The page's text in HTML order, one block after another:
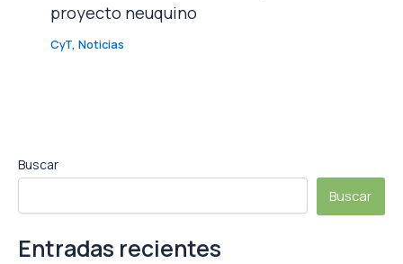
proyecto neuquino
CyT,Noticias
Buscar
Buscar
Entradas recientes